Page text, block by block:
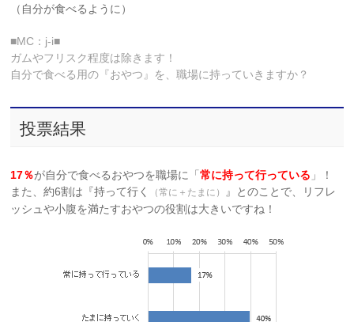
（自分が食べるように）
■MC：j-i■
ガムやフリスク程度は除きます！
自分で食べる用の『おやつ』を、職場に持っていきますか？
投票結果
17％が自分で食べるおやつを職場に「常に持って行っている 」！
また、約6割は『持って行く
（常に＋たまに）
』とのことで、リフレ
ッシュや小腹を満たすおやつの役割は大きいですね！